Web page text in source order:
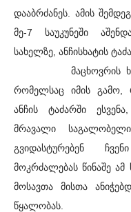
დააბრძანეს. ამის
მე-7 საუკუნეში
სახელზე, ანჩისხატის
მაცხოვრის
რომელსაც იმის გამო,
ანჩის ტაძარში
მრავალი
გვიდასტურებენ
მოკრძალებას წინაშე
მოსავთა მისთა
წყალობას.